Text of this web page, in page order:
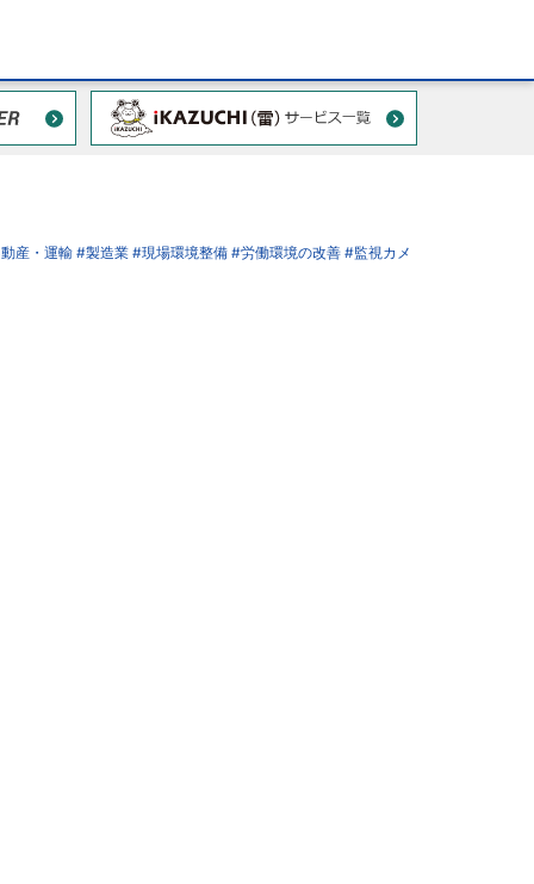
産・運輸 #製造業 #現場環境整備 #労働環境の改善 #監視カメ